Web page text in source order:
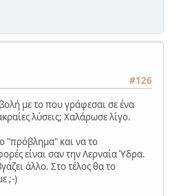
#126
με το που γράφεσαι σε ένα
λύσεις; Χαλάρωσε λίγο.
"πρόβλημα" και να το
είναι σαν την Λερναία Ύδρα.
άλλο. Στο τέλος θα το
;-)